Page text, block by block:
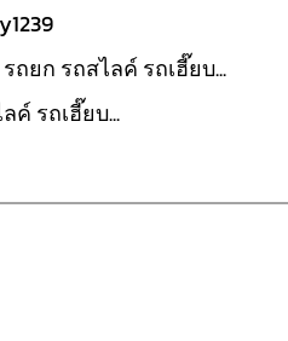
รถยก รถสไลค์ รถเฮี๊ยบ...
ค์ รถเฮี๊ยบ...